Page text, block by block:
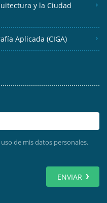
y la Ciudad
Aplicada (CIGA)
de mis datos personales.
ENVIAR